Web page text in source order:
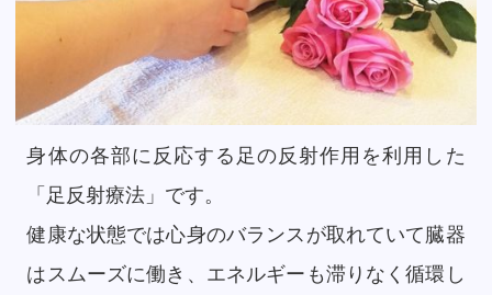
身体の各部に反応する足の反射作用を利用した
「足反射療法」です。
健康な状態では心身のバランスが取れていて臓器
はスムーズに働き、エネルギーも滞りなく循環し